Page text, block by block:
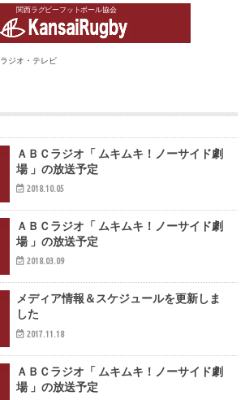
関西ラグビーフットボール協会
ラジオ・テレビ
ＡＢＣラジオ「 ムキムキ！ノーサイド劇
場 」の放送予定
2018.10.05
ＡＢＣラジオ「 ムキムキ！ノーサイド劇
場 」の放送予定
2018.03.09
メディア情報＆スケジュールを更新しま
した
2017.11.18
ＡＢＣラジオ「 ムキムキ！ノーサイド劇
場 」の放送予定